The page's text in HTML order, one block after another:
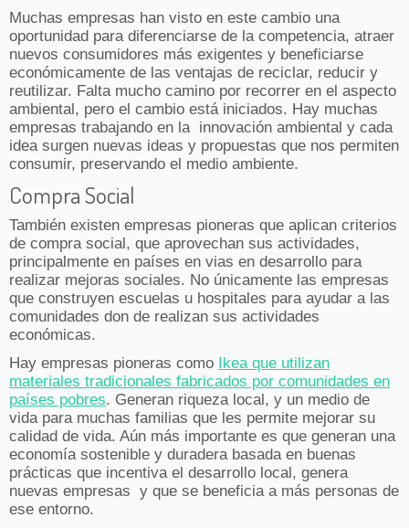
Muchas empresas han visto en este cambio una
oportunidad para diferenciarse de la competencia, atraer
nuevos consumidores más exigentes y beneficiarse
económicamente de las ventajas de reciclar, reducir y
reutilizar. Falta mucho camino por recorrer en el aspecto
ambiental, pero el cambio está iniciados. Hay muchas
empresas trabajando en la innovación ambiental y cada
idea surgen nuevas ideas y propuestas que nos permiten
consumir, preservando el medio ambiente.
Compra Social
También existen empresas pioneras que aplican criterios
de compra social, que aprovechan sus actividades,
principalmente en países en vias en desarrollo para
realizar mejoras sociales. No únicamente las empresas
que construyen escuelas u hospitales para ayudar a las
comunidades don de realizan sus actividades
económicas.
Hay empresas pioneras como
Ikea que utilizan
materiales tradicionales fabricados por comunidades en
países pobres. Generan riqueza local, y un medio de
vida para muchas familias que les permite mejorar su
calidad de vida. Aún más importante es que generan una
economía sostenible y duradera basada en buenas
prácticas que incentiva el desarrollo local, genera
nuevas empresas y que se beneficia a más personas de
ese entorno.